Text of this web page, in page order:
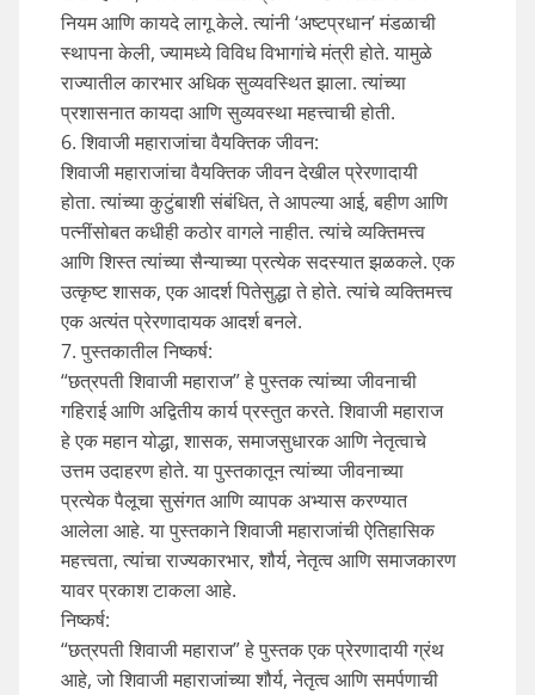
नियम आणि कायदे लागू केले. त्यांनी ‘अष्टप्रधान’ मंडळाची
स्थापना केली, ज्यामध्ये विविध विभागांचे मंत्री होते. यामुळे
राज्यातील कारभार अधिक सुव्यवस्थित झाला. त्यांच्या
प्रशासनात कायदा आणि सुव्यवस्था महत्त्वाची होती.
6. शिवाजी महाराजांचा वैयक्तिक जीवन:
शिवाजी महाराजांचा वैयक्तिक जीवन देखील प्रेरणादायी
होता. त्यांच्या कुटुंबाशी संबंधित, ते आपल्या आई, बहीण आणि
पत्नींसोबत कधीही कठोर वागले नाहीत. त्यांचे व्यक्तिमत्त्व
आणि शिस्त त्यांच्या सैन्याच्या प्रत्येक सदस्यात झळकले. एक
उत्कृष्ट शासक, एक आदर्श पितेसुद्धा ते होते. त्यांचे व्यक्तिमत्त्व
एक अत्यंत प्रेरणादायक आदर्श बनले.
7. पुस्तकातील निष्कर्ष:
“छत्रपती शिवाजी महाराज” हे पुस्तक त्यांच्या जीवनाची
गहिराई आणि अद्वितीय कार्य प्रस्तुत करते. शिवाजी महाराज
हे एक महान योद्धा, शासक, समाजसुधारक आणि नेतृत्वाचे
उत्तम उदाहरण होते. या पुस्तकातून त्यांच्या जीवनाच्या
प्रत्येक पैलूचा सुसंगत आणि व्यापक अभ्यास करण्यात
आलेला आहे. या पुस्तकाने शिवाजी महाराजांची ऐतिहासिक
महत्त्वता, त्यांचा राज्यकारभार, शौर्य, नेतृत्व आणि समाजकारण
यावर प्रकाश टाकला आहे.
निष्कर्ष:
“छत्रपती शिवाजी महाराज” हे पुस्तक एक प्रेरणादायी ग्रंथ
आहे, जो शिवाजी महाराजांच्या शौर्य, नेतृत्व आणि समर्पणाची